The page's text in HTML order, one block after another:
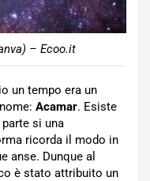
– Ecoo.it
un tempo era un
Acamar. Esiste
si una
ricorda il modo in
anse. Dunque al
è stato attribuito un